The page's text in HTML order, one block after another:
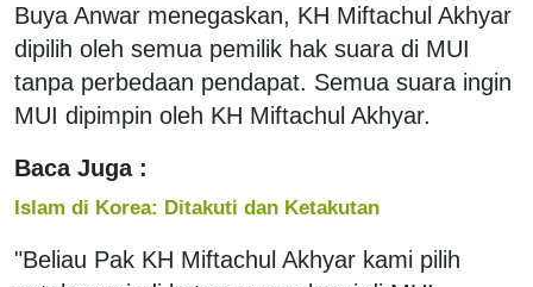
Buya Anwar menegaskan, KH Miftachul Akhyar
dipilih oleh semua pemilik hak suara di MUI
tanpa perbedaan pendapat. Semua suara ingin
MUI dipimpin oleh KH Miftachul Akhyar.
Baca Juga :
Islam di Korea: Ditakuti dan Ketakutan
"Beliau Pak KH Miftachul Akhyar kami pilih